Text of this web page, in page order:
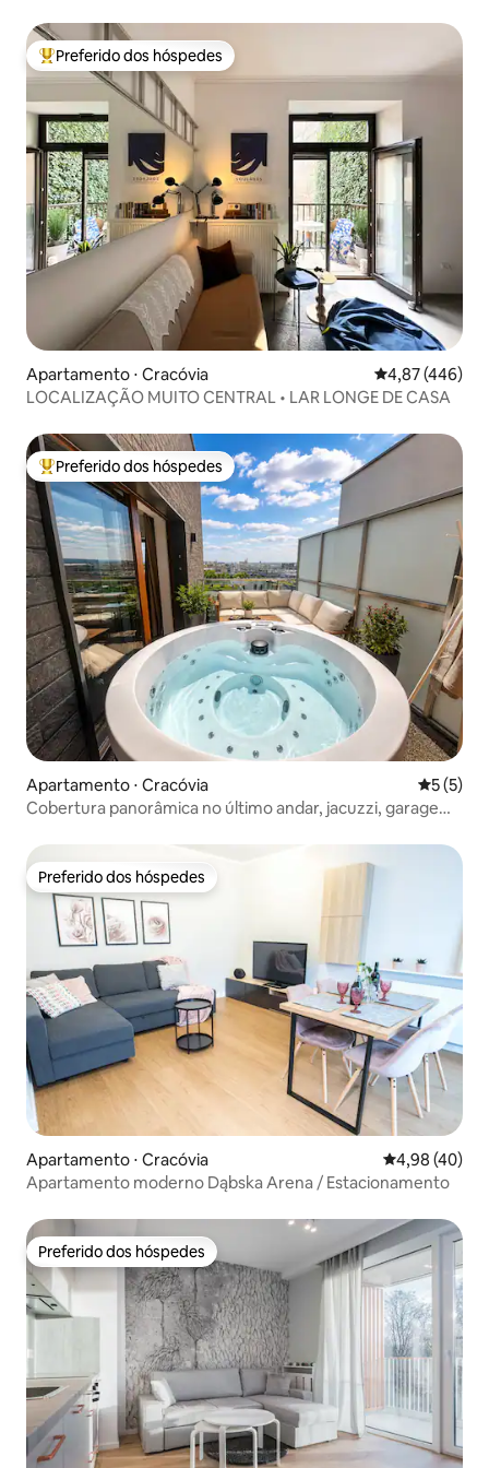
Entre os melhores preferidos dos hóspedes
Preferido dos hóspedes
Apartamento ⋅ Cracóvia 4,87 de uma
4,87 (446)
LOCALIZAÇÃO MUITO CENTRAL • LAR LONGE DE CASA
Entre os melhores preferidos dos hóspedes
Preferido dos hóspedes
Apartamento ⋅ Cracóvia 5 de
5 (5)
Cobertura panorâmica no último andar, jacuzzi, garagem,
Preferido dos hóspedes
Preferido dos hóspedes
Apartamento ⋅ Cracóvia 4,98 de uma
4,98 (40)
Apartamento moderno Dąbska Arena / Estacionamento
Preferido dos hóspedes
Preferido dos hóspedes